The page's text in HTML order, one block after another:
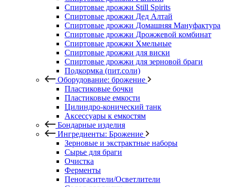
Спиртовые дрожжи Still Spirits
Спиртовые дрожжи Дед Алтай
Спиртовые дрожжи Домашняя Мануфактура
Спиртовые дрожжи Дрожжевой комбинат
Спиртовые дрожжи Хмельные
Спиртовые дрожжи для виски
Спиртовые дрожжи для зерновой браги
Подкормка (пит.соли)
Оборудование: брожение
Пластиковые бочки
Пластиковые емкости
Цилиндро-конический танк
Аксессуары к емкостям
Бондарные изделия
Ингредиенты: Брожение
Зерновые и экстрактные наборы
Сырье для браги
Очистка
Ферменты
Пеногасители/Осветлители